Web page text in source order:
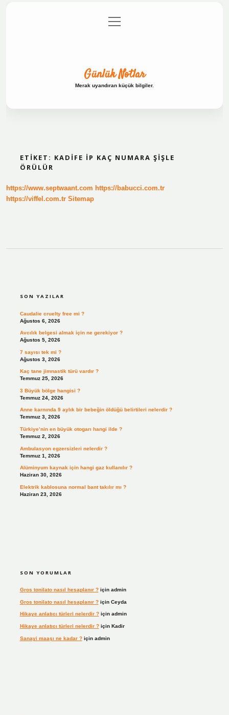
Gizlilik Politikası
menüyü
aç
Günlük Notlar
Merak uyandıran küçük bilgiler.
ETIKET: KADIFE IP KAÇ NUMARA ŞIŞLE
ÖRÜLÜR
https://www.septwaant.com https://babucci.com.tr
https://viffel.com.tr Sitemap
SON YAZILAR
Caudalie cruelty free mi ?
Ağustos 6, 2026
Avcılık belgesi almak için ne gerekiyor ?
Ağustos 5, 2026
7 sayısı tek mi ?
Ağustos 3, 2026
Kaç tane jimnastik türü vardır ?
Temmuz 25, 2026
3 Büyük bölge hangisi ?
Temmuz 24, 2026
Anne karnında 9 aylık bir bebeğin öldüğü belirtileri nelerdir ?
Temmuz 3, 2026
Türkiye’nin en büyük otogarı hangi ilde ?
Temmuz 2, 2026
Ambulasyon egzersizleri nelerdir ?
Temmuz 1, 2026
Alüminyum kaynak için hangi gaz kullanılır ?
Haziran 30, 2026
Elektrik kablosuna normal bant takılır mı ?
Haziran 23, 2026
SON YORUMLAR
Gros tonilato nasıl hesaplanır ?için admin
Gros tonilato nasıl hesaplanır ?için Ceyda
Hikaye anlatıcı türleri nelerdir ?için admin
Hikaye anlatıcı türleri nelerdir ?için Kadir
Sanayi maaşı ne kadar ?için admin